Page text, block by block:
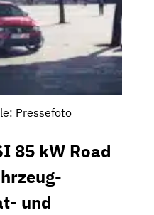
Pressefoto
85 kW Road
und